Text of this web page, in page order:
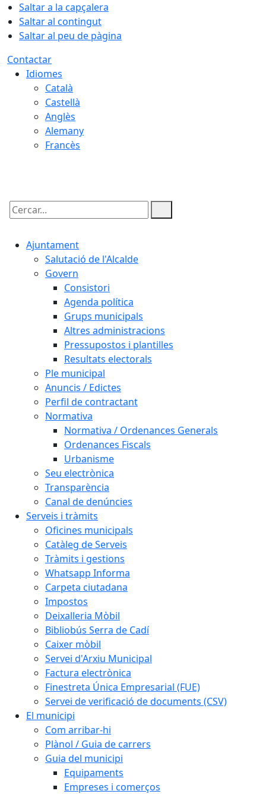
Saltar a la capçalera
Saltar al contingut
Saltar al peu de pàgina
Contactar
Idiomes
Català
Castellà
Anglès
Alemany
Francès
Cercar:
Ajuntament
Salutació de l'Alcalde
Govern
Consistori
Agenda política
Grups municipals
Altres administracions
Pressupostos i plantilles
Resultats electorals
Ple municipal
Anuncis / Edictes
Perfil de contractant
Normativa
Normativa / Ordenances Generals
Ordenances Fiscals
Urbanisme
Seu electrònica
Transparència
Canal de denúncies
Serveis i tràmits
Oficines municipals
Catàleg de Serveis
Tràmits i gestions
Whatsapp Informa
Carpeta ciutadana
Impostos
Deixalleria Mòbil
Bibliobús Serra de Cadí
Caixer mòbil
Servei d'Arxiu Municipal
Factura electrònica
Finestreta Única Empresarial (FUE)
Servei de verificació de documents (CSV)
El municipi
Com arribar-hi
Plànol / Guia de carrers
Guia del municipi
Equipaments
Empreses i comerços